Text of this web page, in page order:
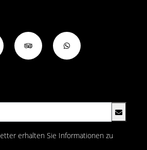
erhalten Sie Informationen zu